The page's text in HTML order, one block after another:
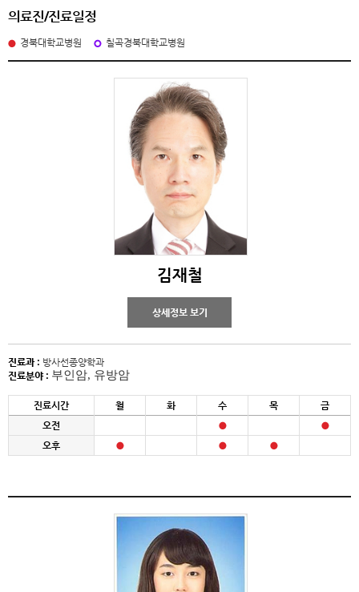
의료진/진료일정
경북대학교병원 칠곡경북대학교병원
김재철
상세정보 보기
진료과 : 방사선종양학과
진료분야 : 부인암, 유방암
진료시간 월 화 수 목
금
오전
오후